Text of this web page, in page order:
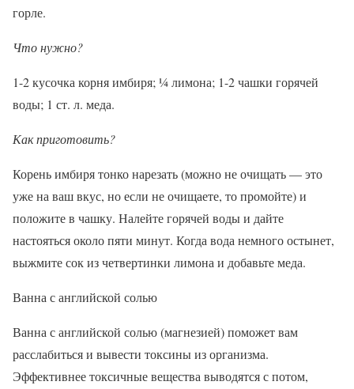
горле.
Что нужно?
1-2 кусочка корня имбиря; ¼ лимона; 1-2 чашки горячей
воды; 1 ст. л. меда.
Как приготовить?
Корень имбиря тонко нарезать (можно не очищать — это
уже на ваш вкус, но если не очищаете, то промойте) и
положите в чашку. Налейте горячей воды и дайте
настояться около пяти минут. Когда вода немного остынет,
выжмите сок из четвертинки лимона и добавьте меда.
Ванна с английской солью
Ванна с английской солью (магнезией) поможет вам
расслабиться и вывести токсины из организма.
Эффективнее токсичные вещества выводятся с потом,